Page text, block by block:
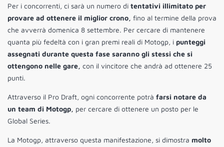
Per i concorrenti, ci sarà un numero di tentativi illimitato per
provare ad ottenere il miglior crono, fino al termine della prova
che avverrà domenica 8 settembre. Per cercare di mantenere
quanta più fedeltà con i gran premi reali di Motogp, i punteggi
assegnati durante questa fase saranno gli stessi che si
ottengono nelle gare, con il vincitore che andrà ad ottenere 25
punti.
Attraverso il Pro Draft, ogni concorrente potrà farsi notare da
un team di Motogp, per cercare di ottenere un posto per le
Global Series.
La Motogp, attraverso questa manifestazione, si dimostra molto